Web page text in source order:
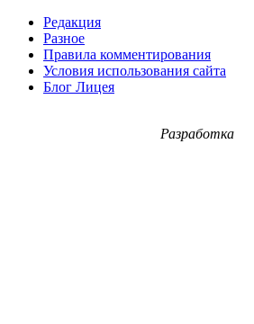
Редакция
Разное
Правила комментирования
Условия использования сайта
Блог Лицея
Разработка